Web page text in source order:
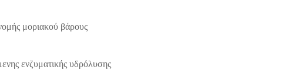
μοριακού βάρους
ενζυματικής υδρόλυσης